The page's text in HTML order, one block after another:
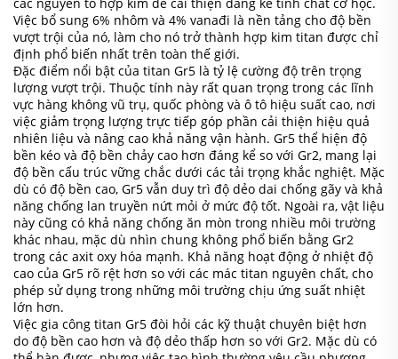
các nguyên tố hợp kim để cải thiện đáng kể tính chất cơ học.
Việc bổ sung 6% nhôm và 4% vanađi là nền tảng cho độ bền
vượt trội của nó, làm cho nó trở thành hợp kim titan được chỉ
định phổ biến nhất trên toàn thế giới.
Đặc điểm nổi bật của titan Gr5 là tỷ lệ cường độ trên trọng
lượng vượt trội. Thuộc tính này rất quan trọng trong các lĩnh
vực hàng không vũ trụ, quốc phòng và ô tô hiệu suất cao, nơi
việc giảm trọng lượng trực tiếp góp phần cải thiện hiệu quả
nhiên liệu và nâng cao khả năng vận hành. Gr5 thể hiện độ
bền kéo và độ bền chảy cao hơn đáng kể so với Gr2, mang lại
độ bền cấu trúc vững chắc dưới các tải trọng khắc nghiệt. Mặc
dù có độ bền cao, Gr5 vẫn duy trì độ dẻo dai chống gãy và khả
năng chống lan truyền nứt mỏi ở mức độ tốt. Ngoài ra, vật liệu
này cũng có khả năng chống ăn mòn trong nhiều môi trường
khác nhau, mặc dù nhìn chung không phổ biến bằng Gr2
trong các axit oxy hóa mạnh. Khả năng hoạt động ở nhiệt độ
cao của Gr5 rõ rệt hơn so với các mác titan nguyên chất, cho
phép sử dụng trong những môi trường chịu ứng suất nhiệt
lớn hơn.
Việc gia công titan Gr5 đòi hỏi các kỹ thuật chuyên biệt hơn
do độ bền cao hơn và độ dẻo thấp hơn so với Gr2. Mặc dù có